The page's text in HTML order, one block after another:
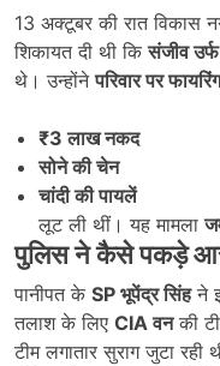
13 अक्टूबर की रात विकास
शिकायत दी थी किसंजीव
थे। उन्होंनेपरिवार पर फायरिंग
₹3लाख नकद
सोने की चेन
चांदी की पायलें
लूट ली थीं। यह मामला
पुलिस ने कैसे पकड़े
पानीपत के SP भूपेंद्र सिंहने
तलाश के लिए CIAवनकी
टीम लगातार सुराग जुटा रही